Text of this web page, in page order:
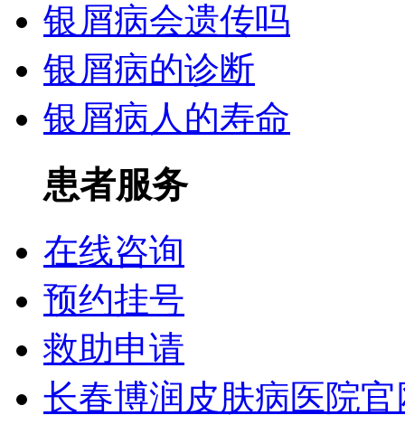
银屑病会遗传吗
银屑病的诊断
银屑病人的寿命
患者服务
在线咨询
预约挂号
救助申请
长春博润皮肤病医院官